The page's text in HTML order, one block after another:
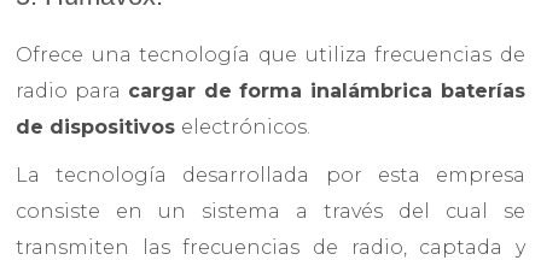
Ofrece una tecnología que utiliza frecuencias de
radio para cargar de forma inalámbrica baterías
de dispositivos electrónicos.
La tecnología desarrollada por esta empresa
consiste en un sistema a través del cual se
transmiten las frecuencias de radio, captada y